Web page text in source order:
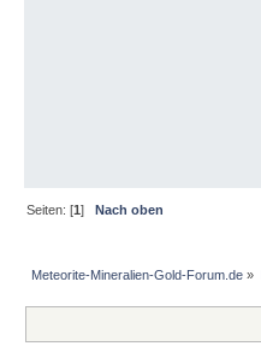
Seiten: [1]Nach oben
Meteorite-Mineralien-Gold-Forum.de »